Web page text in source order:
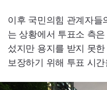
이후 국민의힘 관계자들
는 상황에서 투표소 측
섰지만 용지를 받지 못
보장하기 위해 투표 시